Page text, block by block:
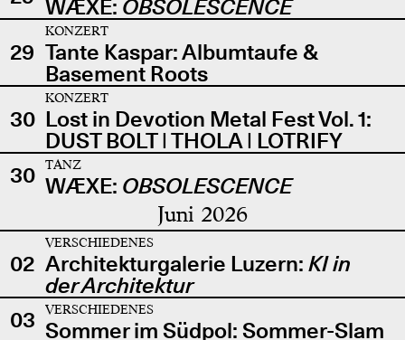
WÆXE: OBSOLESCENCE
29
KONZERT
Tante Kaspar: Albumtaufe &
Basement Roots
30
KONZERT
Lost in Devotion Metal Fest Vol. 1:
DUST BOLT | THOLA | LOTRIFY
30
TANZ
WÆXE: OBSOLESCENCE
Juni 2026
02
VERSCHIEDENES
Architekturgalerie Luzern: KI in
der Architektur
03
VERSCHIEDENES
Sommer im Südpol: Sommer-Slam